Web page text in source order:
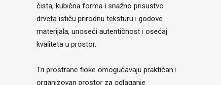
čista, kubična forma i snažno prisustvo
drveta ističu prirodnu teksturu i godove
materijala, unoseći autentičnost i osećaj
kvaliteta u prostor.
Tri prostrane fioke omogućavaju praktičan i
organizovan prostor za odlaganje